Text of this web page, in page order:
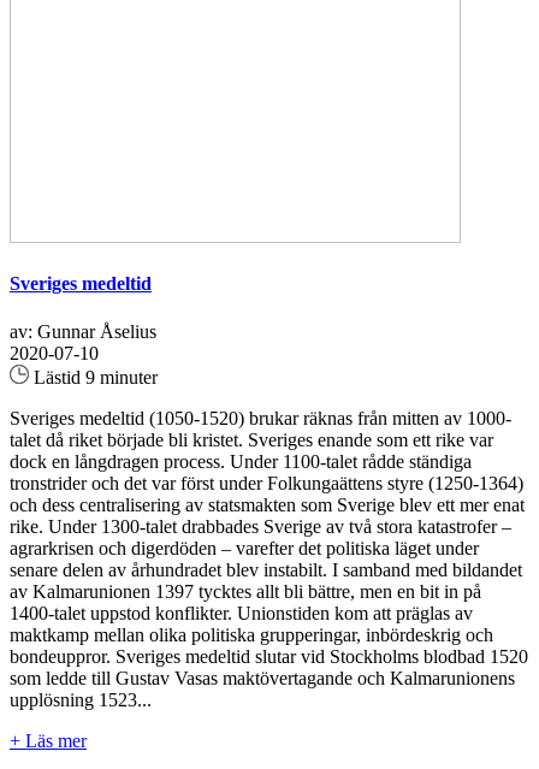
Sveriges medeltid
av: Gunnar Åselius
2020-07-10
Lästid 9 minuter
Sveriges medeltid (1050-1520) brukar räknas från mitten av 1000-
talet då riket började bli kristet. Sveriges enande som ett rike var
dock en långdragen process. Under 1100-talet rådde ständiga
tronstrider och det var först under Folkungaättens styre (1250-1364)
och dess centralisering av statsmakten som Sverige blev ett mer enat
rike. Under 1300-talet drabbades Sverige av två stora katastrofer –
agrarkrisen och digerdöden – varefter det politiska läget under
senare delen av århundradet blev instabilt. I samband med bildandet
av Kalmarunionen 1397 tycktes allt bli bättre, men en bit in på
1400-talet uppstod konflikter. Unionstiden kom att präglas av
maktkamp mellan olika politiska grupperingar, inbördeskrig och
bondeuppror. Sveriges medeltid slutar vid Stockholms blodbad 1520
som ledde till Gustav Vasas maktövertagande och Kalmarunionens
upplösning 1523...
+ Läs mer